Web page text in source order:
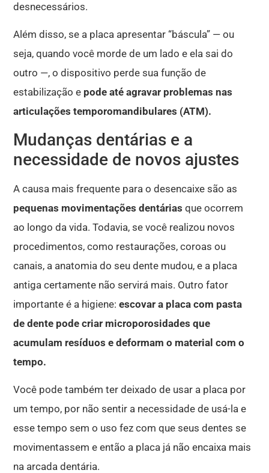
desnecessários.
Além disso, se a placa apresentar “báscula” — ou
seja, quando você morde de um lado e ela sai do
outro —, o dispositivo perde sua função de
estabilização e pode até agravar problemas nas
articulações temporomandibulares (ATM).
Mudanças dentárias e a
necessidade de novos ajustes
A causa mais frequente para o desencaixe são as
pequenas movimentações dentárias que ocorrem
ao longo da vida.Todavia, se você realizou novos
procedimentos, como restaurações, coroas ou
canais, a anatomia do seu dente mudou, e a placa
antiga certamente não servirá mais. Outro fator
importante é a higiene:escovar a placa com pasta
de dente pode criar microporosidades que
acumulam resíduos e deformam o material com o
tempo.
Você pode também ter deixado de usar a placa por
um tempo, por não sentir a necessidade de usá-la e
esse tempo sem o uso fez com que seus dentes se
movimentassem e então a placa já não encaixa mais
na arcada dentária.